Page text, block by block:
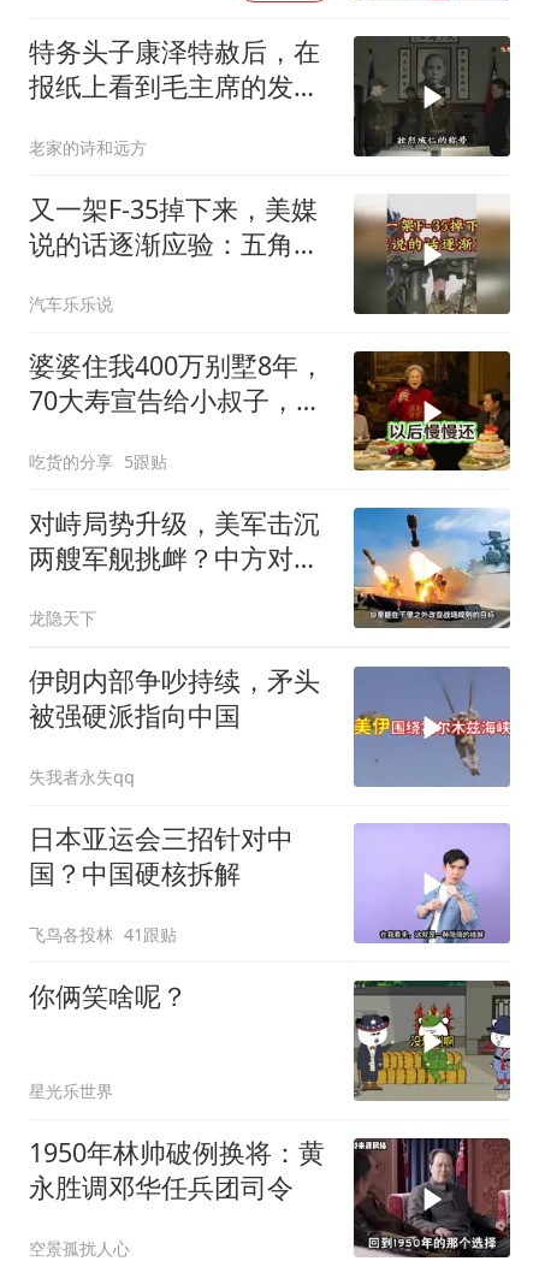
特务头子康泽特赦后，在
报纸上看到毛主席的发
老家的诗和远方
又一架F-35掉下来，美媒
说的话逐渐应验：五角大
汽车乐乐说
婆婆住我400万别墅8年，
70大寿宣告给小叔子，
吃货的分享 5跟贴
对峙局势升级，美军击沉
两艘军舰挑衅？中方对美
龙隐天下
伊朗内部争吵持续，矛头
被强硬派指向中国
失我者永失qq
日本亚运会三招针对中
国？中国硬核拆解
飞鸟各投林 41跟贴
你俩笑啥呢？
星光乐世界
1950年林帅破例换将：黄
永胜调邓华任兵团司令
空景孤扰人心